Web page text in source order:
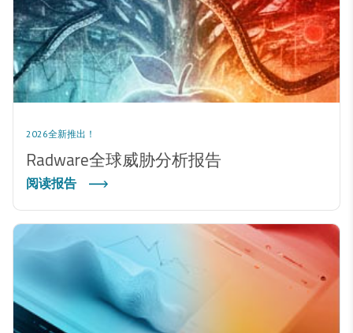
2026全新推出！
Radware全球威胁分析报告
阅读报告